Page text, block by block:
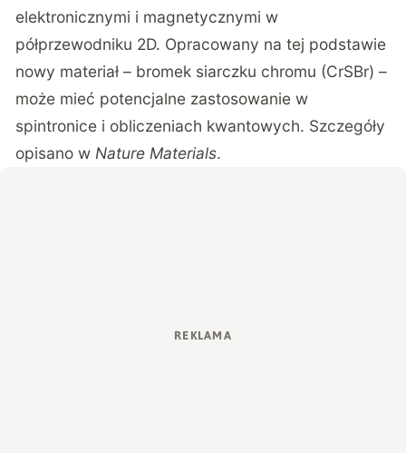
elektronicznymi i magnetycznymi w
półprzewodniku 2D. Opracowany na tej podstawie
nowy materiał – bromek siarczku chromu (CrSBr) –
może mieć potencjalne zastosowanie w
spintronice i obliczeniach kwantowych. Szczegóły
opisano w Nature Materials.